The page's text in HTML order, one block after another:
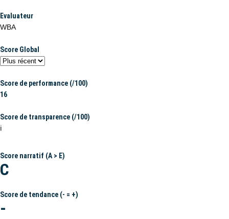
Evaluateur
WBA
Score Global
Score de performance (/100)
16
Score de transparence (/100)
ℹ️
Score narratif (A > E)
C
Score de tendance (- = +)
-